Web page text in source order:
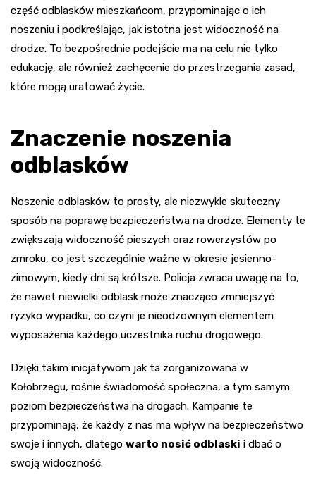
część odblasków mieszkańcom, przypominając o ich
noszeniu i podkreślając, jak istotna jest widoczność na
drodze. To bezpośrednie podejście ma na celu nie tylko
edukację, ale również zachęcenie do przestrzegania zasad,
które mogą uratować życie.
Znaczenie noszenia
odblasków
Noszenie odblasków to prosty, ale niezwykle skuteczny
sposób na poprawę bezpieczeństwa na drodze. Elementy te
zwiększają widoczność pieszych oraz rowerzystów po
zmroku, co jest szczególnie ważne w okresie jesienno-
zimowym, kiedy dni są krótsze. Policja zwraca uwagę na to,
że nawet niewielki odblask może znacząco zmniejszyć
ryzyko wypadku, co czyni je nieodzownym elementem
wyposażenia każdego uczestnika ruchu drogowego.
Dzięki takim inicjatywom jak ta zorganizowana w
Kołobrzegu, rośnie świadomość społeczna, a tym samym
poziom bezpieczeństwa na drogach. Kampanie te
przypominają, że każdy z nas ma wpływ na bezpieczeństwo
swoje i innych, dlatego warto nosić odblaski i dbać o
swoją widoczność.